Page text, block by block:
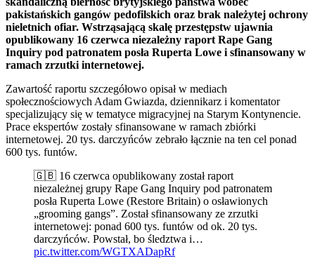
pakistańskich gangów pedofilskich oraz brak należytej ochrony
nieletnich ofiar. Wstrząsającą skalę przestępstw ujawnia
opublikowany 16 czerwca niezależny raport Rape Gang
Inquiry pod patronatem posła Ruperta Lowe i sfinansowany w
ramach zrzutki internetowej.
Zawartość raportu szczegółowo opisał w mediach
społecznościowych Adam Gwiazda, dziennikarz i komentator
specjalizujący się w tematyce migracyjnej na Starym Kontynencie.
Prace ekspertów zostały sfinansowane w ramach zbiórki
internetowej. 20 tys. darczyńców zebrało łącznie na ten cel ponad
600 tys. funtów.
🇬🇧 16 czerwca opublikowany został raport
niezależnej grupy Rape Gang Inquiry pod patronatem
posła Ruperta Lowe (Restore Britain) o osławionych
„grooming gangs”. Został sfinansowany ze zrzutki
internetowej: ponad 600 tys. funtów od ok. 20 tys.
darczyńców. Powstał, bo śledztwa i…
pic.twitter.com/WGTXADapRf